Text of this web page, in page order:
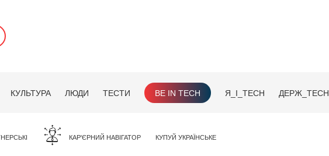
КУЛЬТУРА ЛЮДИ ТЕСТИ BE IN TECH Я_І_TECH ДЕРЖ_TECH
КАР'ЄРНИЙ НАВІГАТОР КУПУЙ УКРАЇНСЬКЕ